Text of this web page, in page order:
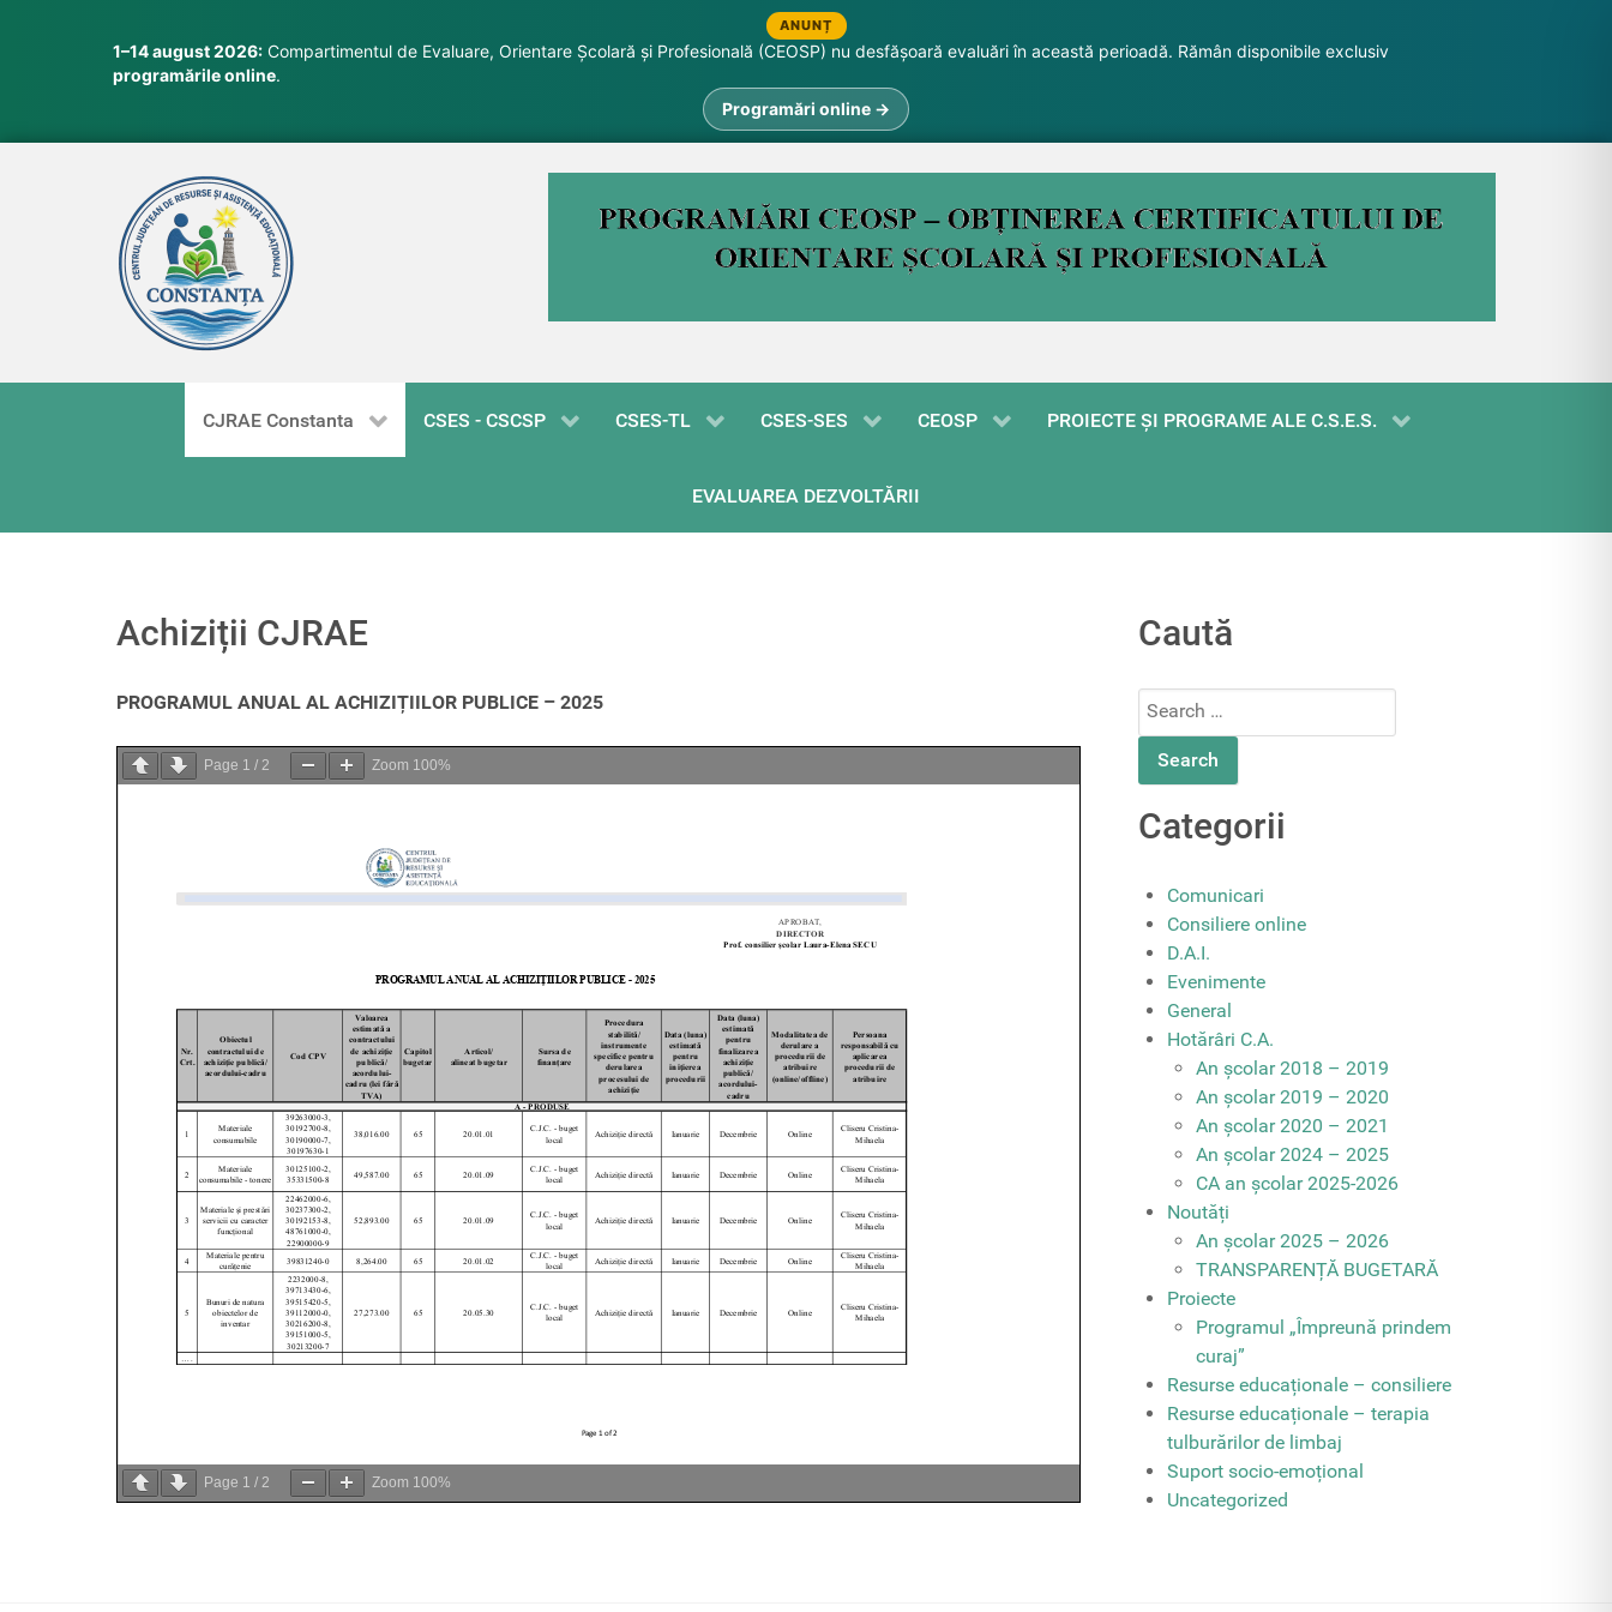
ANUNȚ
1–14 august 2026: Compartimentul de Evaluare, Orientare Școlară și Profesională (CEOSP) nu desfășoară evaluări în această perioadă. Rămân disponibile exclusiv
programările online.
Programări online →
CJRAE Constanta CSES - CSCSP CSES-TL CSES-SES CEOSP PROIECTE ŞI PROGRAME ALE C.S.E.S.
EVALUAREA DEZVOLTĂRII
Achiziții CJRAE
PROGRAMUL ANUAL AL ACHIZIȚIILOR PUBLICE – 2025
Page 1 / 2 Zoom 100%
Page 1 / 2 Zoom 100%
Caută
Search
Categorii
Comunicari
Consiliere online
D.A.I.
Evenimente
General
Hotărâri C.A.
An școlar 2018 – 2019
An școlar 2019 – 2020
An școlar 2020 – 2021
An școlar 2024 – 2025
CA an școlar 2025-2026
Noutăți
An școlar 2025 – 2026
TRANSPARENȚĂ BUGETARĂ
Proiecte
Programul „Împreună prindem
curaj”
Resurse educaționale – consiliere
Resurse educaționale – terapia
tulburărilor de limbaj
Suport socio-emoțional
Uncategorized